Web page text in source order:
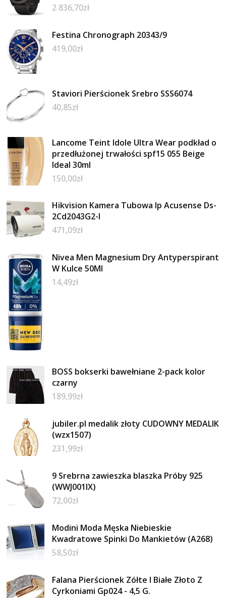
2 836,70zł
Festina Chronograph 20343/9
419,00zł
Staviori Pierścionek Srebro SSS6074
40,85zł
Lancome Teint Idole Ultra Wear podkład o
przedłużonej trwałości spf15 055 Beige
Ideal 30ml
150,00zł
Hikvision Kamera Tubowa Ip Acusense Ds-
2Cd2043G2-I
471,09zł
Nivea Men Magnesium Dry Antyperspirant
W Kulce 50Ml
14,49zł
BOSS bokserki bawełniane 2-pack kolor
czarny
189,99zł
jubiler.pl medalik złoty CUDOWNY MEDALIK
(wzx1507)
231,99zł
9 Srebrna zawieszka blaszka Próby 925
(WWJ001IX)
72,00zł
Modini Moda Męska Niebieskie
Kwadratowe Spinki Do Mankietów (A268)
58,50zł
Falana Pierścionek Zółte I Białe Złoto Z
Cyrkoniami Gp024 - 4,5 G.